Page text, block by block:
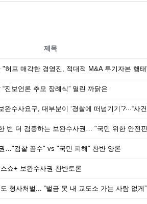
제목
"허프 매각한 경영진, 적대적 M&A 투기자본 행
진보언론 추모 장례식” 열린 까닭은
…"검찰 꼼수" vs "국민 피해" 찬반 양론
쇼+ 보완수사권 찬반토론
형사처벌... “벌금 못 내 교도소 가는 사람 없게”